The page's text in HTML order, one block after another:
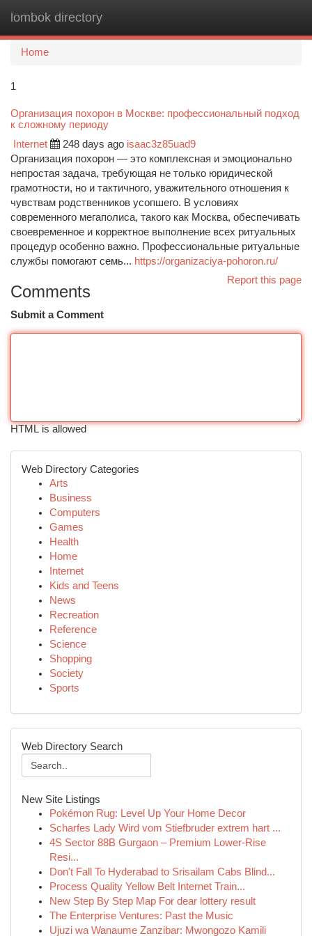
lombok directory
Home
1
Организация похорон в Москве: профессиональный подход
к сложному периоду
Internet 248 days ago isaac3z85uad9
Организация похорон — это комплексная и эмоционально
непростая задача, требующая не только юридической
грамотности, но и тактичного, уважительного отношения к
чувствам родственников усопшего. В условиях
современного мегаполиса, такого как Москва, обеспечивать
своевременное и корректное выполнение всех ритуальных
процедур особенно важно. Профессиональные ритуальные
службы помогают семь... https://organizaciya-pohoron.ru/
Report this page
Comments
Submit a Comment
HTML is allowed
Web Directory Categories
Arts
Business
Computers
Games
Health
Home
Internet
Kids and Teens
News
Recreation
Reference
Science
Shopping
Society
Sports
Web Directory Search
New Site Listings
Pokémon Rug: Level Up Your Home Decor
Scharfes Lady Wird vom Stiefbruder extrem hart ...
4S Sector 88B Gurgaon – Premium Lower-Rise
Resi...
Don't Fall To Hyderabad to Srisailam Cabs Blind...
Process Quality Yellow Belt Internet Train...
New Step By Step Map For dear lottery result
The Enterprise Ventures: Past the Music
Ujuzi wa Wanaume Zanzibar: Mwongozo Kamili